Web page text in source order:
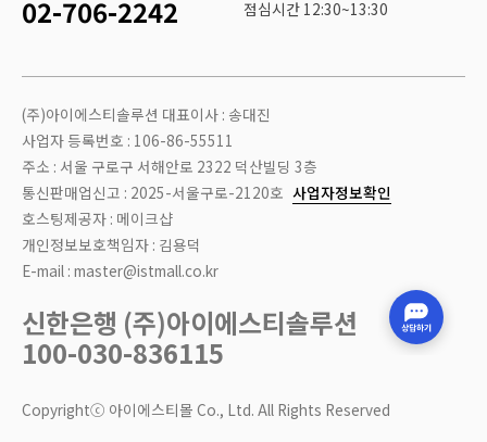
02-706-2242
점심시간 12:30~13:30
(주)아이에스티솔루션 대표이사 : 송대진
사업자 등록번호 : 106-86-55511
주소 : 서울 구로구 서해안로 2322 덕산빌딩 3층
통신판매업신고 : 2025-서울구로-2120호 사업자정보확인
호스팅제공자 : 메이크샵
개인정보보호책임자 : 김용덕
E-mail : master@istmall.co.kr
신한은행 (주)아이에스티솔루션
100-030-836115
Copyrightⓒ 아이에스티몰 Co., Ltd. All Rights Reserved